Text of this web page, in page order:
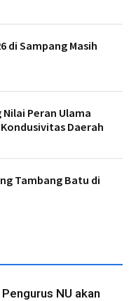
di Sampang Masih
Peran Ulama
Daerah
Tambang Batu di
Pengurus NU akan